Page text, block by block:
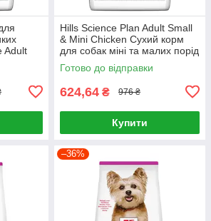
Adult
14кг
Hills Science Plan Adult Small
& Mini Chicken Сухий корм
для собак міні та малих порід
із куркою 1,5 кг
Готово до відправки
624,64 ₴ 976 ₴
Купити
–36%